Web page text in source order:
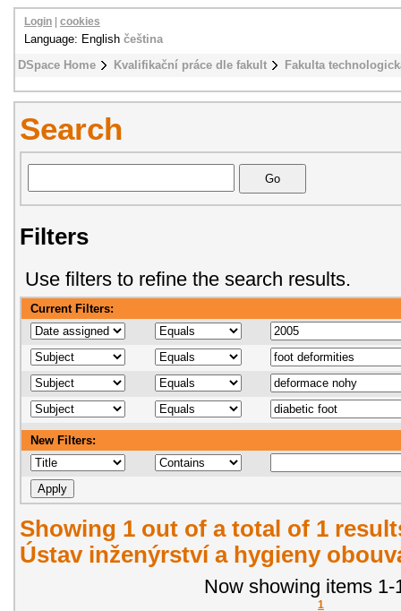
DSpace Home Kvalifikační práce dle fakult Fakulta
Login cookies
Language: English čeština
Search
Filters
Use filters to refine the search results.
Current Filters:
New Filters:
Showing 1 out of a total of 1
Ústav inženýrství a hygieny
Now showing items 1-
1